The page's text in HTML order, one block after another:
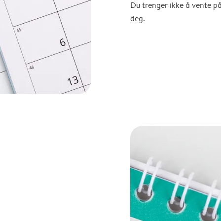
Du trenger ikke å vente
deg.